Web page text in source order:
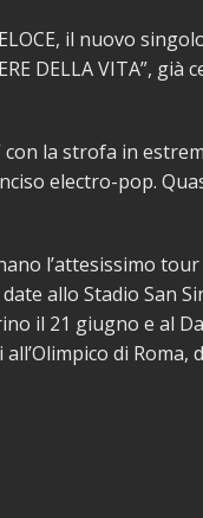
il nuovo
DELLA VITA”, già
con la strofa in
electro-pop.
l’attesissimo
allo Stadio San
il 21 giugno e al
di Roma,